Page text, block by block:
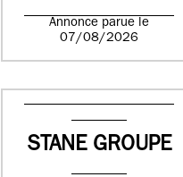
Annonce parue le
07/08/2026
STANE GROUPE